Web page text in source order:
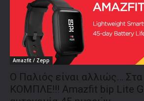
Amazfit / Zepp
O Παλιός είναι αλλιώς…
ΚΟΜΠΛΕ!!! Αmazfit bip Lite